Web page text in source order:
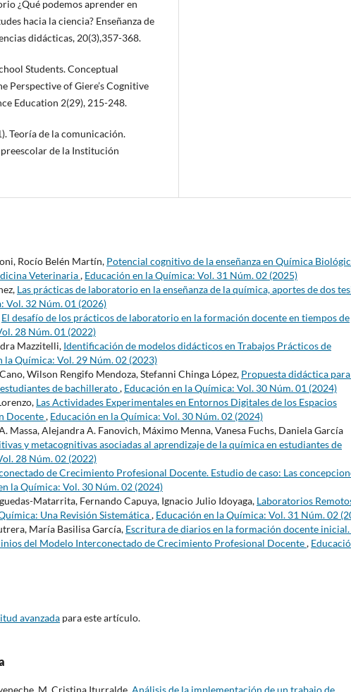
¿Qué podemos aprender en
hacia la ciencia? Enseñanza de
didácticas, 20(3),357-368.
Students. Conceptual
Perspective of Giere’s Cognitive
Education 2(29), 215-248.
Teoría de la comunicación.
de la Institución
Rocío Belén Martín, Potencial cognitivo de la enseñanza en Química
Veterinaria, Educación en la Química: Vol. 31 Núm. 02 (2025)
Las prácticas de laboratorio en la enseñanza de la química, aportes de dos
Vol. 32 Núm. 01 (2026)
El desafío de los prácticos de laboratorio en la formación docente en tiempos de
28 Núm. 01 (2022)
Mazzitelli, Identificación de modelos didácticos en Trabajos Prácticos de
la Química: Vol. 29 Núm. 02 (2023)
Wilson Rengifo Mendoza, Stefanni Chinga López, Propuesta didáctica
de bachillerato, Educación en la Química: Vol. 30 Núm. 01 (2024)
Las Actividades Experimentales en Entornos Digitales de los Espacios
Docente, Educación en la Química: Vol. 30 Núm. 02 (2024)
Massa, Alejandra A. Fanovich, Máximo Menna, Vanesa Fuchs, Daniela García
y metacognitivas asociadas al aprendizaje de la química en estudiantes de
28 Núm. 02 (2022)
de Crecimiento Profesional Docente. Estudio de caso: Las
la Química: Vol. 30 Núm. 02 (2024)
Matarrita, Fernando Capuya, Ignacio Julio Idoyaga, Laboratorios
Una Revisión Sistemática, Educación en la Química: Vol. 31 Núm. 02
María Basilisa García, Escritura de diarios en la formación docente inicial.
del Modelo Interconectado de Crecimiento Profesional Docente,
avanzada para este artículo.